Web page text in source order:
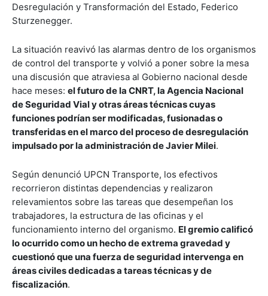
Desregulación y Transformación del Estado, Federico
Sturzenegger.
La situación reavivó las alarmas dentro de los organismos
de control del transporte y volvió a poner sobre la mesa
una discusión que atraviesa al Gobierno nacional desde
hace meses: el futuro de la CNRT, la Agencia Nacional
de Seguridad Vial y otras áreas técnicas cuyas
funciones podrían ser modificadas, fusionadas o
transferidas en el marco del proceso de desregulación
impulsado por la administración de Javier Milei.
Según denunció UPCN Transporte, los efectivos
recorrieron distintas dependencias y realizaron
relevamientos sobre las tareas que desempeñan los
trabajadores, la estructura de las oficinas y el
funcionamiento interno del organismo. El gremio calificó
lo ocurrido como un hecho de extrema gravedad y
cuestionó que una fuerza de seguridad intervenga en
áreas civiles dedicadas a tareas técnicas y de
fiscalización.